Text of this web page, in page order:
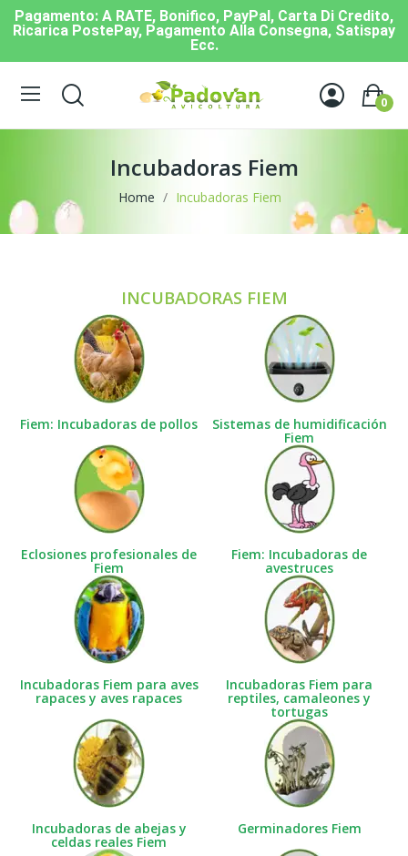
Pagamento: A RATE, Bonifico, PayPal, Carta Di Credito,
Ricarica PostePay, Pagamento Alla Consegna, Satispay
Ecc.
0
Incubadoras Fiem
Home Incubadoras Fiem
INCUBADORAS FIEM
Fiem: Incubadoras de pollos Sistemas de humidificación
Fiem
Eclosiones profesionales de
Fiem
Fiem: Incubadoras de
avestruces
Incubadoras Fiem para aves
rapaces y aves rapaces
Incubadoras Fiem para
reptiles, camaleones y
tortugas
Incubadoras de abejas y
celdas reales Fiem
Germinadores Fiem